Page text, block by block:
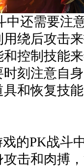
中还需要注
绕后攻击
控制技能
刻注意自
和恢复技
的PK战斗
击和肉搏